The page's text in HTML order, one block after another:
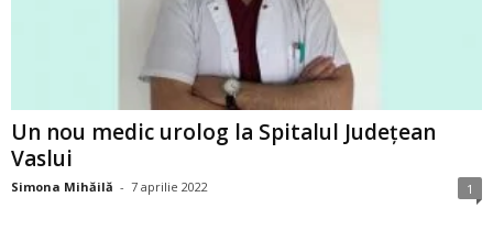
Un nou medic urolog la Spitalul Județean
Vaslui
Simona Mihăilă - 7 aprilie 2022 1